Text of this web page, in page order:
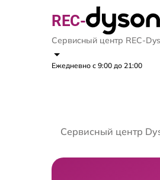
REC-
Сервисный центр REC-
Ежедневно с 9:00 до 21:00
Сервисный центр